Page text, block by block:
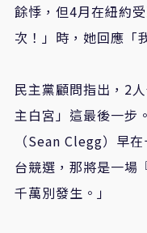
餘悸，但4月在紐約
次！」時，她回應「
民主黨顧問指出，2
主白宮」這最後一步
（Sean Clegg）早
台競選，那將是一場
千萬別發生。」